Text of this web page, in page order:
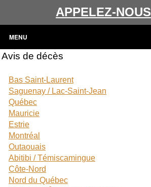
APPELEZ-NOUS
MENU
Avis de décès
Bas Saint-Laurent
Saguenay / Lac-Saint-Jean
Québec
Mauricie
Estrie
Montréal
Outaouais
Abitibi / Témiscamingue
Côte-Nord
Nord du Québec